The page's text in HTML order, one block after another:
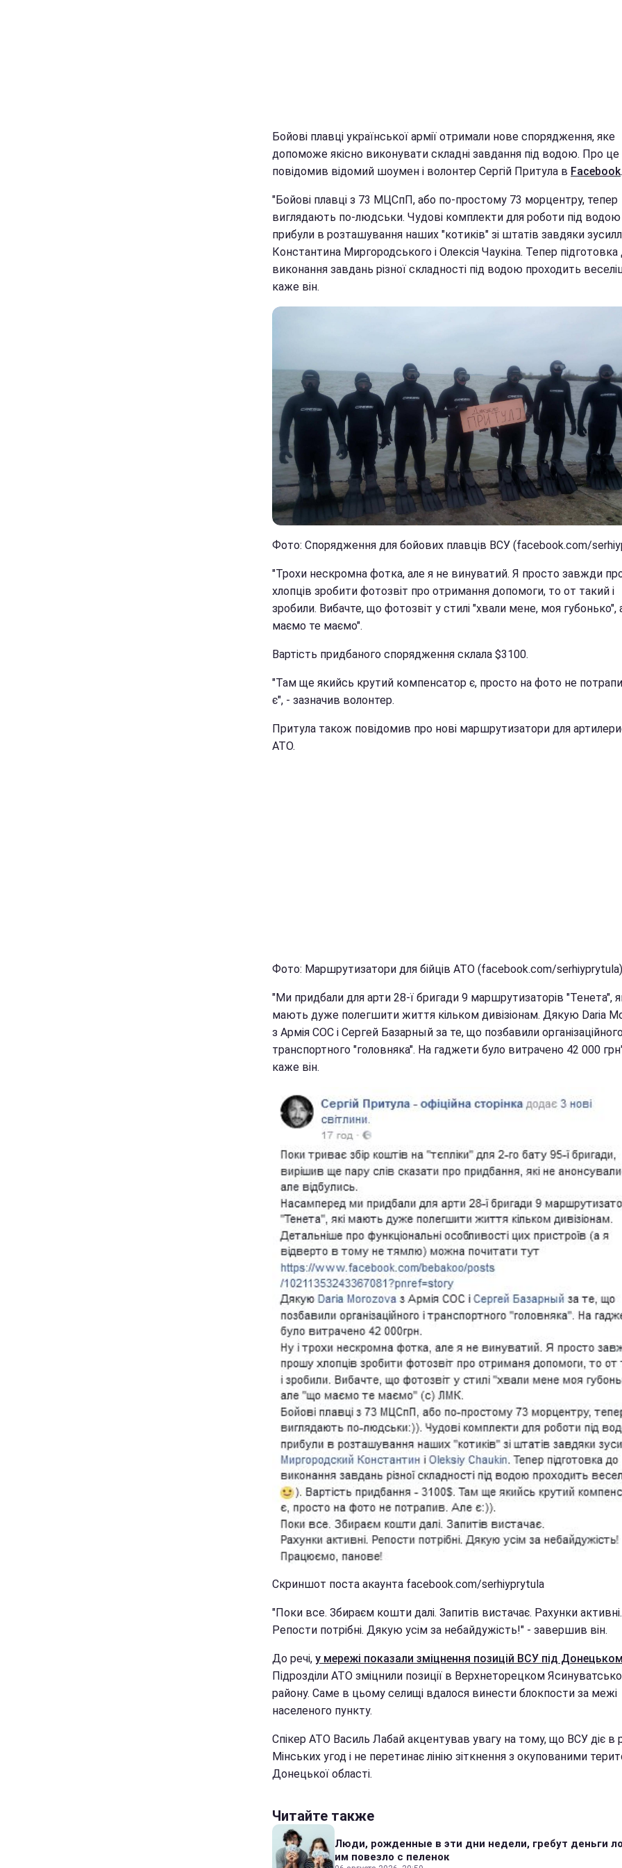
Бойові плавці української армії отримали нове спорядження, яке
допоможе якісно виконувати складні завдання під водою. Про це
повідомив відомий шоумен і волонтер Сергій Притула в Facebook.
"Бойові плавці з 73 МЦСпП, або по-простому 73 морцентру, тепер
виглядають по-людськи. Чудові комплекти для роботи під водою
прибули в розташування наших "котиків" зі штатів завдяки
Константина Миргородського і Олексія Чаукіна. Тепер підготовка
виконання завдань різної складності під водою проходить
каже він.
Фото: Спорядження для бойових плавців ВСУ (facebook.com/
"Трохи нескромна фотка, але я не винуватий. Я просто завжди
хлопців зробити фотозвіт про отримання допомоги, то от такий і
зробили. Вибачте, що фотозвіт у стилі "хвали мене, моя губонько",
маємо те маємо".
Вартість придбаного спорядження склала $3100.
"Там ще якийсь крутий компенсатор є, просто на фото не
є", - зазначив волонтер.
Притула також повідомив про нові маршрутизатори для
АТО.
Фото: Маршрутизатори для бійців АТО (facebook.com/serhiyprytula)
"Ми придбали для арти 28-ї бригади 9 маршрутизаторів "Тенета",
мають дуже полегшити життя кільком дивізіонам. Дякую Daria
з Армія СОС і Сергей Базарный за те, що позбавили організаційного
транспортного "головняка". На гаджети було витрачено 42 000
каже він.
Скриншот поста акаунта facebook.com/serhiyprytula
"Поки все. Збираєм кошти далі. Запитів вистачає. Рахунки активні.
Репости потрібні. Дякую усім за небайдужість!" - завершив він.
До речі, у мережі показали зміцнення позицій ВСУ під
Підрозділи АТО зміцнили позиції в Верхнеторецком
району. Саме в цьому селищі вдалося винести блокпости за межі
населеного пункту.
Спікер АТО Василь Лабай акцентував увагу на тому, що ВСУ діє в
Мінських угод і не перетинає лінію зіткнення з окупованими
Донецької області.
Читайте также
Люди, рожденные в эти дни недели, гребут деньги
им повезло с пеленок